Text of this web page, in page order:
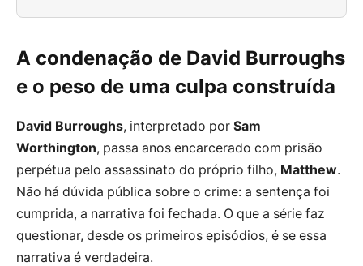
A condenação de David Burroughs
e o peso de uma culpa construída
David Burroughs, interpretado por Sam
Worthington, passa anos encarcerado com prisão
perpétua pelo assassinato do próprio filho, Matthew.
Não há dúvida pública sobre o crime: a sentença foi
cumprida, a narrativa foi fechada. O que a série faz
questionar, desde os primeiros episódios, é se essa
narrativa é verdadeira.